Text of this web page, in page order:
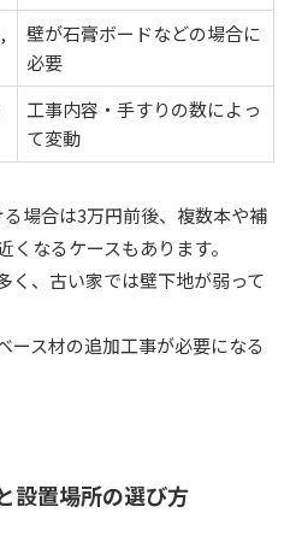
壁が石膏ボードなどの場合に
必要
工事内容・手すりの数によっ
て変動
場合は3万円前後、複数本や補
なるケースもあります。
く、古い家では壁下地が弱って
ース材の追加工事が必要になる
設置場所の選び方